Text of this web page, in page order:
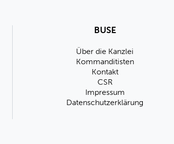
BUSE
Über die Kanzlei
Kommanditisten
Kontakt
CSR
Impressum
Datenschutzerklärung